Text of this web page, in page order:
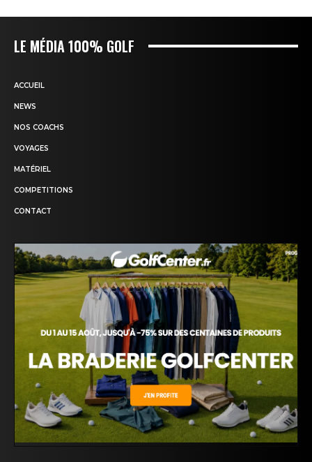
LE MÉDIA 100% GOLF
ACCUEIL
NEWS
NOS COACHS
VOYAGES
MATÉRIEL
COMPETITIONS
CONTACT